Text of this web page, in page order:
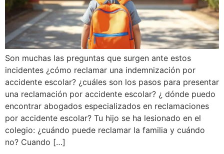
Son muchas las preguntas que surgen ante estos
incidentes ¿cómo reclamar una indemnización por
accidente escolar? ¿cuáles son los pasos para presentar
una reclamación por accidente escolar? ¿ dónde puedo
encontrar abogados especializados en reclamaciones
por accidente escolar? Tu hijo se ha lesionado en el
colegio: ¿cuándo puede reclamar la familia y cuándo
no? Cuando […]